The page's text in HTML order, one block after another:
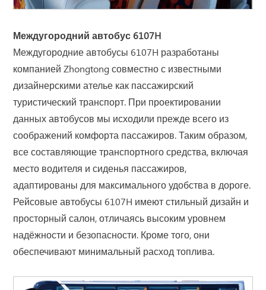
Междугородний автобус 6107H
Междугородние автобусы 6107H разработаны
компанией Zhongtong совместно с известными
дизайнерскими ателье как пассажирский
туристический транспорт. При проектировании
данных автобусов мы исходили прежде всего из
соображений комфорта пассажиров. Таким образом,
все составляющие транспортного средства, включая
место водителя и сиденья пассажиров,
адаптированы для максимального удобства в дороге.
Рейсовые автобусы 6107H имеют стильный дизайн и
просторный салон, отличаясь высоким уровнем
надёжности и безопасности. Кроме того, они
обеспечивают минимальный расход топлива.